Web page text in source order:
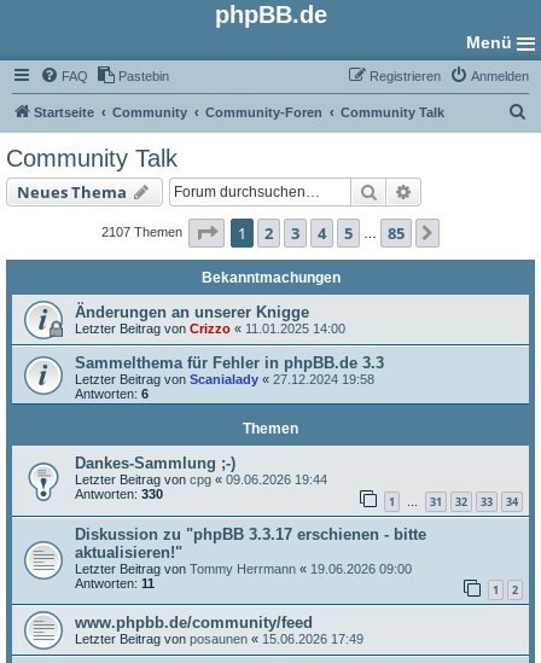
phpBB.de
Menü
FAQ Pastebin Anmelden
Registrieren
Startseite Community Community-Foren Community Talk
Community Talk
Neues Thema Suche
2107 Themen Seite 1von 85
1 2 3 4 5 85
Bekanntmachungen
Änderungen an unserer Knigge
Letzter Beitrag von Crizzo « 11.01.2025 14:00
Sammelthema für Fehler in phpBB.de 3.3
Letzter Beitrag von Scanialady « 27.12.2024 19:58
Antworten: 6
Themen
Dankes-Sammlung ;-)
Letzter Beitrag von cpg « 09.06.2026 19:44
Antworten: 330 1 … 31 32 33 34
Diskussion zu "phpBB 3.3.17 erschienen - bitte
aktualisieren!"
Letzter Beitrag von Tommy Herrmann « 19.06.2026 09:00
Antworten: 11 1 2
www.phpbb.de/community/feed
Letzter Beitrag von posaunen « 15.06.2026 17:49